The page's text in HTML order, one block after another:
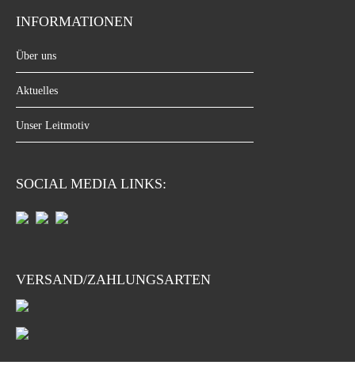
INFORMATIONEN
Über uns
Aktuelles
Unser Leitmotiv
SOCIAL MEDIA LINKS:
VERSAND/ZAHLUNGSARTEN